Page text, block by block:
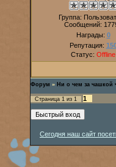
Группа:
Сообщений:
Награды: 0
Репутация:
Статус: Offline
Форум » Ни о чем за чашкой
Страница 1 из 1 1
Сегодня наш сайт